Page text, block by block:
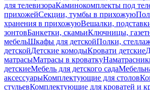
для телевизораКаминокомплекты под
прихожейСекции, тумбы в прихожую
хранения в прихожуюВешалки,
зонтовБанкетки, скамьиКлючницы,
мебельШкафы для детскойПолки,
детскойДетские комодыКровати детские
матрасыМатрасы в кроватку
детскиеМебель для детского сада
аксессуарыКомплектующие для столов
стульевКомплектующие для кроватей и